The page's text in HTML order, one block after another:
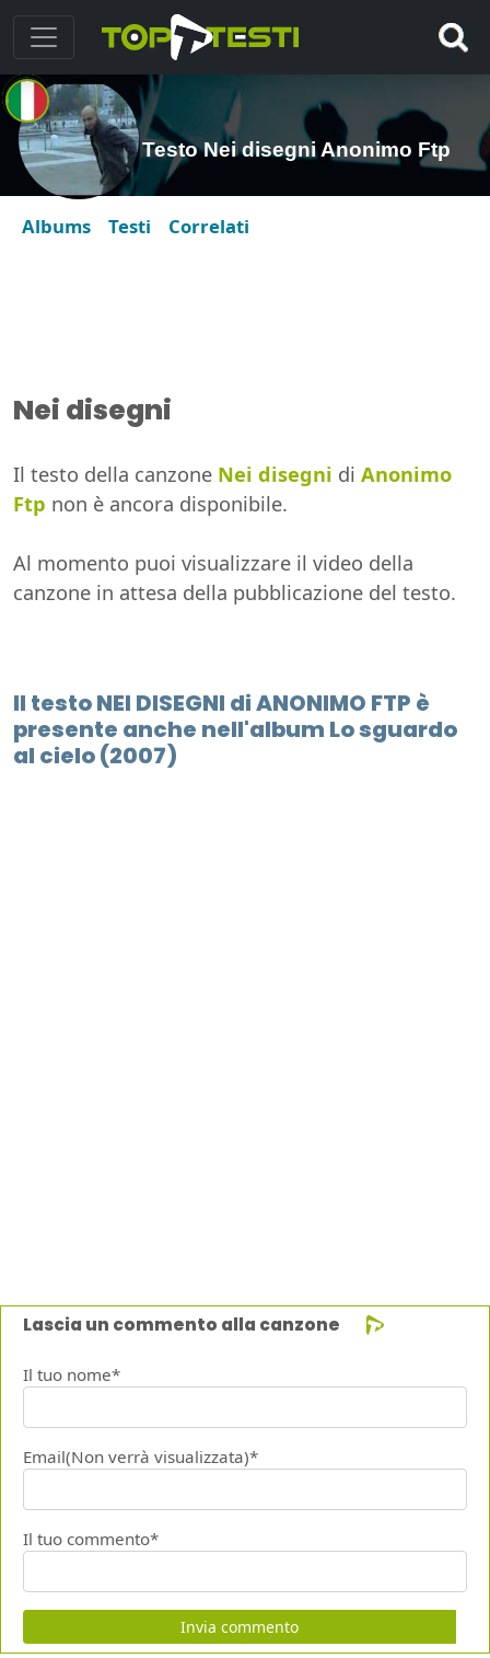
Testo Nei disegni Anonimo Ftp
Albums Testi Correlati
Nei disegni
Il testo della canzone Nei disegni di Anonimo
Ftp non è ancora disponibile.
Al momento puoi visualizzare il video della
canzone in attesa della pubblicazione del testo.
Il testo NEI DISEGNI di ANONIMO FTP è
presente anche nell'album Lo sguardo
al cielo (2007)
Lascia un commento alla canzone
Il tuo nome*
Email(Non verrà visualizzata)*
Il tuo commento*
Invia commento